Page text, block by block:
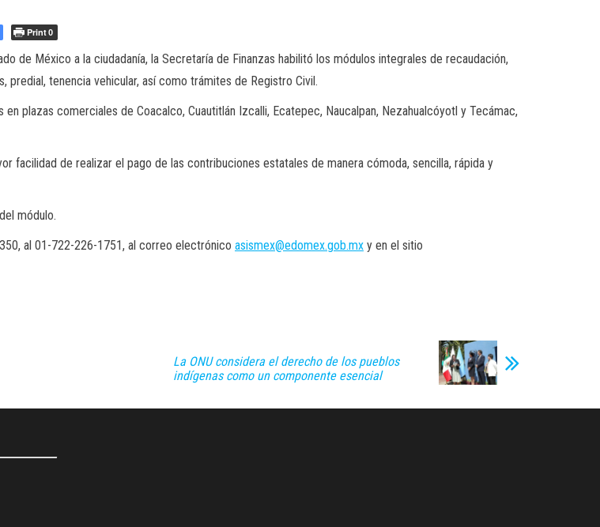
Print0
de México a la ciudadanía, la Secretaría de Finanzas habilitó los módulos integrales de recaudación,
tenencia vehicular, así como trámites de Registro Civil.
plazas comerciales de Coacalco, Cuautitlán Izcalli, Ecatepec, Naucalpan, Nezahualcóyotl y Tecámac,
facilidad de realizar el pago de las contribuciones estatales de manera cómoda, sencilla, rápida y
módulo.
al 01-722-226-1751, al correo electrónico asismex@edomex.gob.mx y en el sitio
La ONU considera el derecho de los pueblos
indígenas como un componente esencial